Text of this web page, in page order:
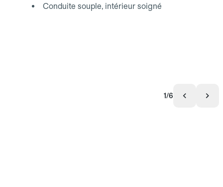
Conduite souple, intérieur soigné
1/6